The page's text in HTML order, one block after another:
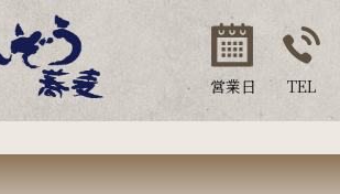
TEL
営業日